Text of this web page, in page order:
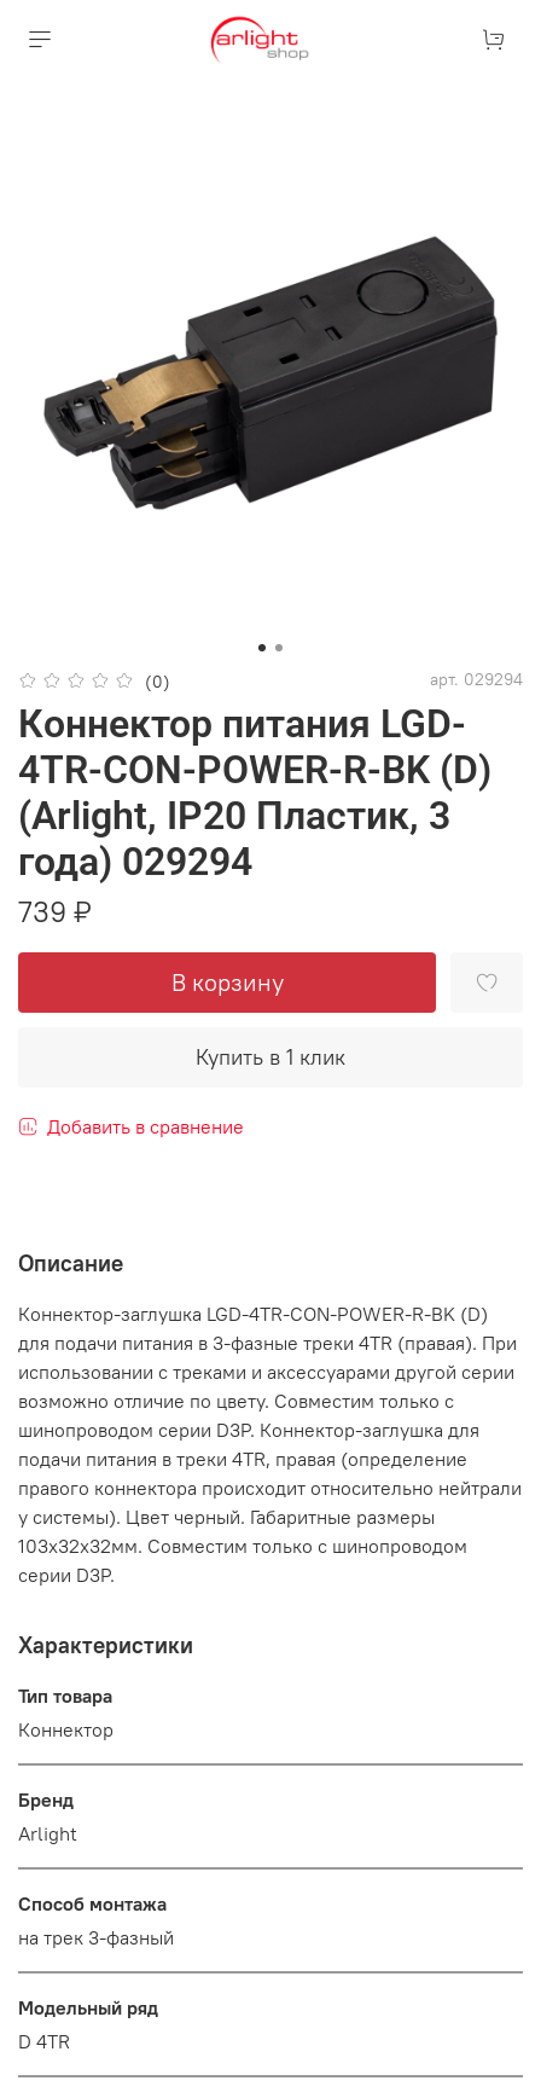
(0) арт. 029294
Коннектор питания LGD-
4TR-CON-POWER-R-BK (D)
(Arlight, IP20 Пластик, 3
года) 029294
739 ₽
В корзину
Купить в 1 клик
Добавить в сравнение
Описание
Коннектор-заглушка LGD-4TR-CON-POWER-R-BK (D)
для подачи питания в 3-фазные треки 4TR (правая). При
использовании с треками и аксессуарами другой серии
возможно отличие по цвету. Совместим только с
шинопроводом серии D3P. Коннектор-заглушка для
подачи питания в треки 4TR, правая (определение
правого коннектора происходит относительно нейтрали
у системы). Цвет черный. Габаритные размеры
103х32х32мм. Совместим только с шинопроводом
серии D3P.
Характеристики
Тип товара
Коннектор
Бренд
Arlight
Способ монтажа
на трек 3-фазный
Модельный ряд
D 4TR